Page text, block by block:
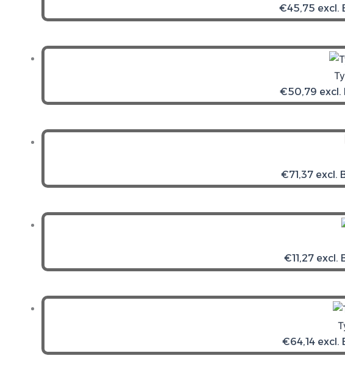
€45,75 excl.
€50,79 excl.
€71,37excl.
€11,27excl.
€64,14 excl.